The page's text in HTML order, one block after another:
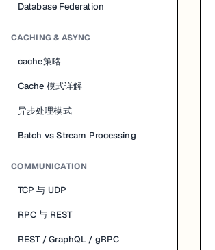
Database Federation
CACHING & ASYNC
cache策略
Cache 模式详解
异步处理模式
Batch vs Stream Processing
COMMUNICATION
TCP 与 UDP
RPC 与 REST
REST / GraphQL / gRPC